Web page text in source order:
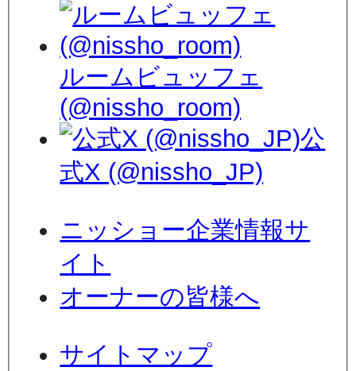
ルームビュッフェ
(@nissho_room)
公
式X (@nissho_JP)
ニッショー企業情報サ
イト
オーナーの皆様へ
サイトマップ